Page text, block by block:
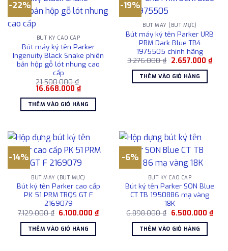
-22%
BÚT KÝ CAO CẤP
Bút máy ký tên Parker
Ingenuity Black Snake phiên
bản hộp gỗ lót nhung cao
cấp
21.500.000₫
Giá
là:
21.500.000 ₫.
16.668.000 ₫Giá
tại
là:
THÊM VÀO GIỎ HÀNG
-19%
BÚT MÁY (BÚT MỰC)
Bút máy ký tên Parker URB
PRM Dark Blue TB4
1975505 chính hãng
3.276.000₫ Giá
là:
3.276.000 ₫.
2.657.000 ₫Giá
THÊM VÀO GIỎ HÀNG
-14%
BÚT MÁY (BÚT MỰC)
Bút ký tên Parker cao cấp
PK 51 PRM TRQS GT F
2169079
7.129.000₫ Giá
là:
7.129.000 ₫.
6.100.000₫Giá
hiện
6.100.000 ₫.
THÊM VÀO GIỎ HÀNG
-6%
BÚT KÝ CAO CẤP
Bút ký tên Parker SON Blue
CT TB 1950886 mạ vàng
18K
6.898.000₫ Giá
là:
6.898.000 ₫.
6.500.000 ₫Giá
hiện
THÊM VÀO GIỎ HÀNG